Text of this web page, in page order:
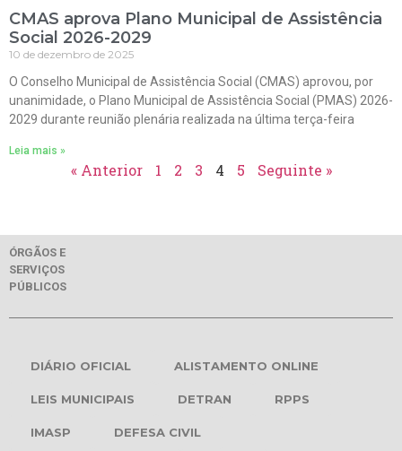
CMAS aprova Plano Municipal de Assistência
Social 2026-2029
10 de dezembro de 2025
O Conselho Municipal de Assistência Social (CMAS) aprovou, por
unanimidade, o Plano Municipal de Assistência Social (PMAS) 2026-
2029 durante reunião plenária realizada na última terça-feira
Leia mais »
« Anterior 1 2 3 4 5 Seguinte »
ÓRGÃOS E
SERVIÇOS
PÚBLICOS
DIÁRIO OFICIAL ALISTAMENTO ONLINE
LEIS MUNICIPAIS DETRAN RPPS
IMASP DEFESA CIVIL